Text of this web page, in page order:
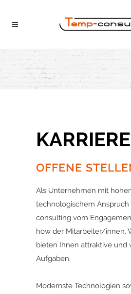
KARRIERE
OFFENE
Als Unternehmen mit
technologischem
consulting vom
how der Mitarbeiter/innen.
bieten Ihnen attraktive und
Aufgaben.
Modernste Technologien